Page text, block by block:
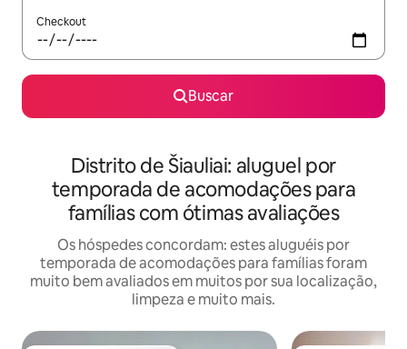
Checkout
Buscar
Distrito de Šiauliai: aluguel por
temporada de acomodações para
famílias com ótimas avaliações
Os hóspedes concordam: estes aluguéis por
temporada de acomodações para famílias foram
muito bem avaliados em muitos por sua localização,
limpeza e muito mais.